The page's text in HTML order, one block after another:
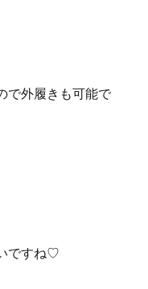
で外履きも可能で
ですね♡